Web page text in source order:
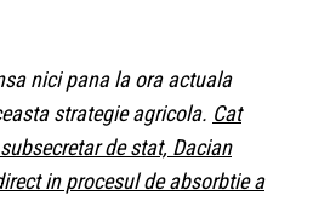
nici pana la ora actuala
strategie agricola. Cat
de stat, Dacian
in procesul de absorbtie a